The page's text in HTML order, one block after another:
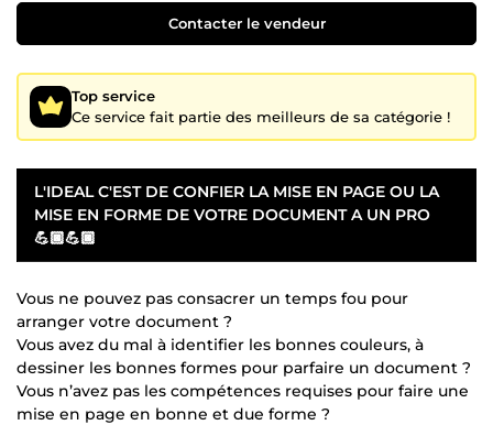
Contacter le vendeur
Top service
Ce service fait partie des meilleurs de sa catégorie !
L'IDEAL C'EST DE CONFIER LA MISE EN PAGE OU LA
MISE EN FORME DE VOTRE DOCUMENT A UN PRO
💪🏿💪🏿
Vous ne pouvez pas consacrer un temps fou pour
arranger votre document ?
Vous avez du mal à identifier les bonnes couleurs, à
dessiner les bonnes formes pour parfaire un document ?
Vous n’avez pas les compétences requises pour faire une
mise en page en bonne et due forme ?